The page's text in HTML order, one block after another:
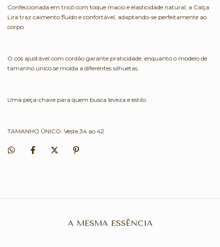
Confeccionada em tricô com toque macio e elasticidade natural, a Calça
Lira traz caimento fluido e confortável, adaptando-se perfeitamente ao
corpo.
O cós ajustável com cordão garante praticidade, enquanto o modelo de
tamanho único se molda a diferentes silhuetas.
Uma peça-chave para quem busca leveza e estilo.
TAMANHO ÚNICO: Veste 34 ao 42
A MESMA ESSÊNCIA